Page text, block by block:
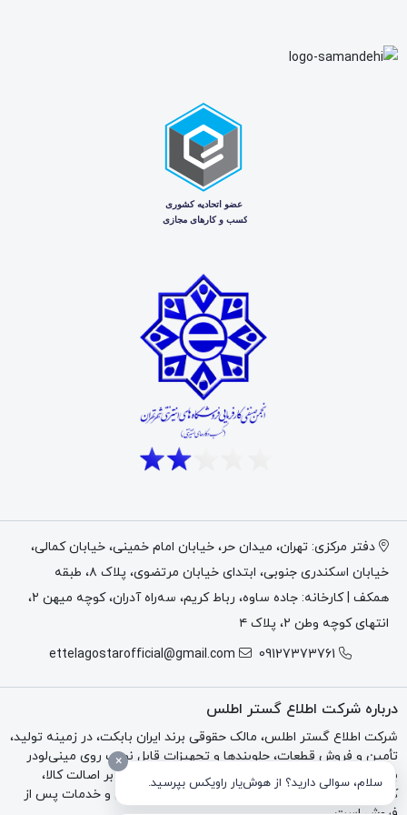
چرا خرید مینی لودر تارا از ایران
ایران بابکت با سال‌ها تجربه در حوزه فروش، تعمیر، تجهیز و
تولید جلوبندهای قابل نصب بر روی مینی‌لودرها، می‌تواند در
مینی لودر تارا TARA 100
فنی مهمی داشته باشد. طبق اعلام مجموعه ایران بابکت،
می‌کند و در کنار فروش دستگاه، امکان مشاوره برای انتخاب
جلوبند مناسب را نیز فراهم می‌سازد.
مزیت مهم خرید از ایران بابکت این است که مشتری فقط
یک دستگاه خریداری نمی‌کند؛ بلکه می‌تواند درباره نصب
جلوبندهایی مانندجارو صنعتی، شاخک لیفتراک، برف‌روب،
چاله‌کن، پیکور، چنگک و باکت نیز مشاوره دریافت کند.
مشخصات فنی مینی لودر تارا TARA
100
ویژگی فنی مشخصات
مدل دستگاه مینی لودر کمرشکن تارا TARA 100
نوع دستگاه مینی لودر کمرشکن / مفصلی
موتور FAW توربوشارژ
نوع موتور خطی، 4 سیلندر، دیزلی، آب‌خنک
دفتر مرکزی: تهران، میدان حر، خیابان امام خمینی، خیابان کمالی،
خیابان اسکندری جنوبی، ابتدای خیابان مرتضوی، پلاک ۸، طبقه
همکف | کارخانه: جاده ساوه، رباط کریم، سه‌راه آدران، کوچه میهن ۲،
انتهای کوچه وطن ۲، پلاک ۴
09127373761
ettelagostarofficial@gmail.com
درباره شرکت اطلاع گستر اطلس
شرکت اطلاع گستر اطلس، مالک حقوقی برند ایران بابکت، در زمینه تولید،
تأمین و فروش قطعات، جلوبندها و تجهیزات قابل نصب روی مینی‌لودر
بابکت، تراکتور و بکهو فعالیت می‌کند. تمرکز مجموعه بر اصالت کالا،
کیفیت فنی، مشاوره تخصصی، فاکتور رسمی، گارانتی و خدمات پس از
×
سلام، سوالی دارید؟ از هوش‌یار راویکس بپرسید.